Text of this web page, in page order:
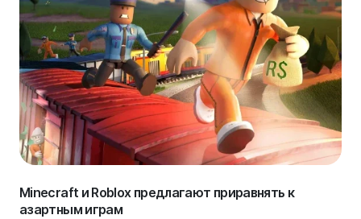
Minecraft и Roblox предлагают приравнять к
азартным играм